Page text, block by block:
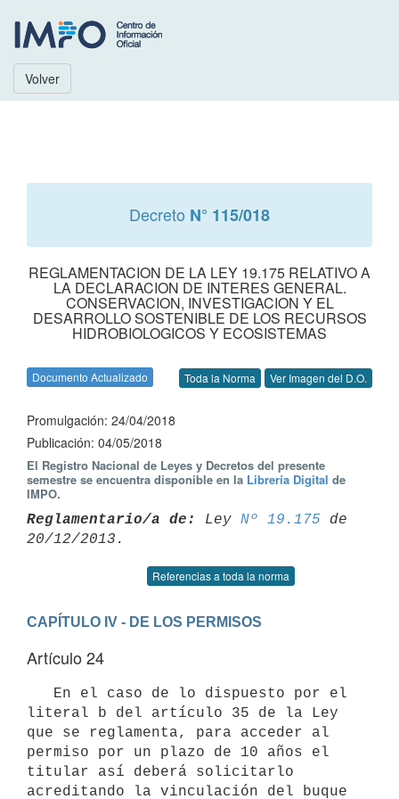
Volver
Decreto N° 115/018
REGLAMENTACION DE LA LEY 19.175 RELATIVO A
LA DECLARACION DE INTERES GENERAL.
CONSERVACION, INVESTIGACION Y EL
DESARROLLO SOSTENIBLE DE LOS RECURSOS
HIDROBIOLOGICOS Y ECOSISTEMAS
Documento Actualizado Toda la Norma Ver Imagen del D.O.
Promulgación: 24/04/2018
Publicación: 04/05/2018
El Registro Nacional de Leyes y Decretos del presente
semestre se encuentra disponible en la Librería Digital de
IMPO.
Reglamentario/a de: Ley Nº 19.175 de
Referencias a toda la norma
CAPÍTULO IV - DE LOS PERMISOS
Artículo 24
literal b del artículo 35 de la Ley
que se reglamenta, para acceder al
permiso por un plazo de 10 años el
titular así deberá solicitarlo
acreditando la vinculación del buque